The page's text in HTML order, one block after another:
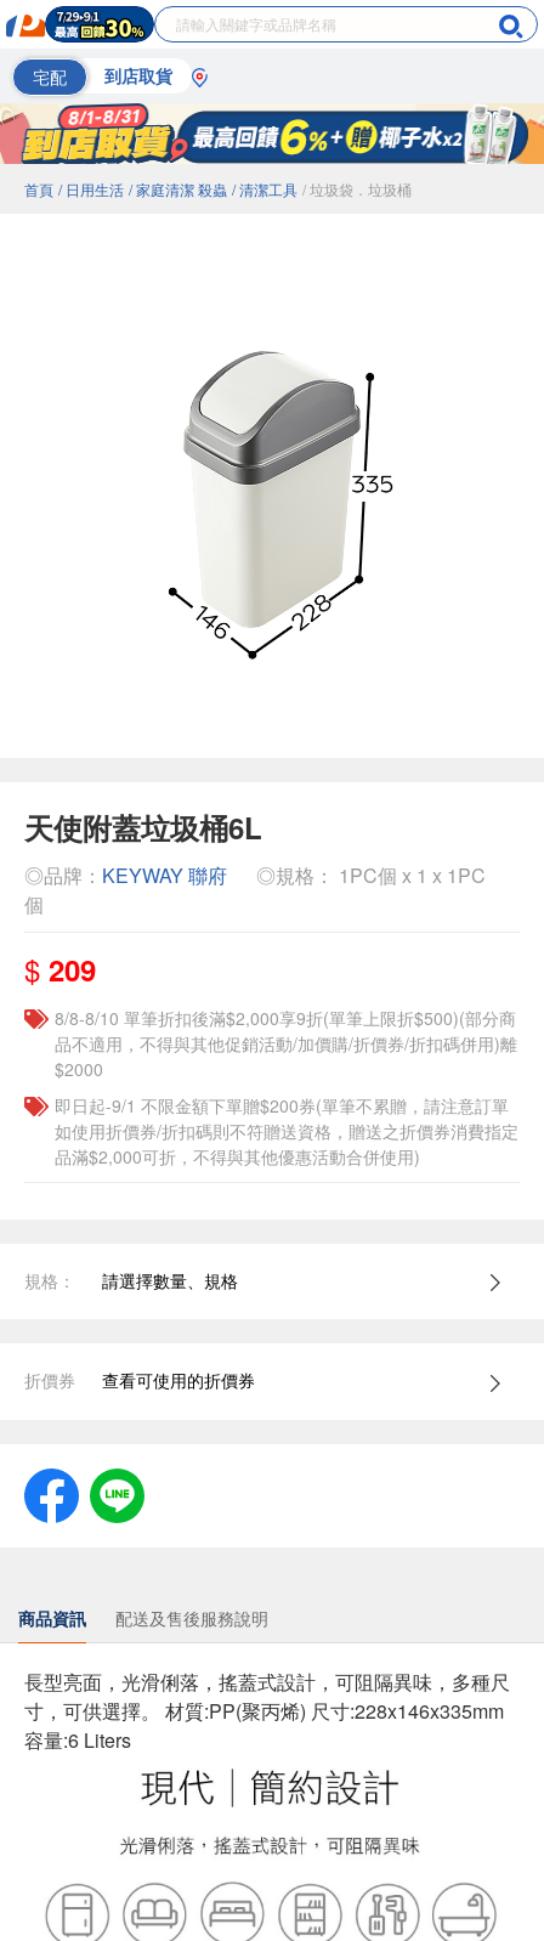
宅配 到店取貨
首頁 / 日用生活 / 家庭清潔 殺蟲 / 清潔工具 / 垃圾袋．垃圾桶
天使附蓋垃圾桶6L
◎品牌： KEYWAY 聯府
◎規格： 1PC個 x 1 x 1PC
個
$ 209
8/8-8/10 單筆折扣後滿$2,000享9折(單筆上限折$500)(部分商
品不適用，不得與其他促銷活動/加價購/折價券/折扣碼併用)離
$2000
即日起-9/1 不限金額下單贈$200券(單筆不累贈，請注意訂單
如使用折價券/折扣碼則不符贈送資格，贈送之折價券消費指定
品滿$2,000可折，不得與其他優惠活動合併使用)
規格： 請選擇數量、規格
折價券 查看可使用的折價券
商品資訊 配送及售後服務說明
長型亮面，光滑俐落，搖蓋式設計，可阻隔異味，多種尺
寸，可供選擇。 材質:PP(聚丙烯) 尺寸:228x146x335mm
容量:6 Liters